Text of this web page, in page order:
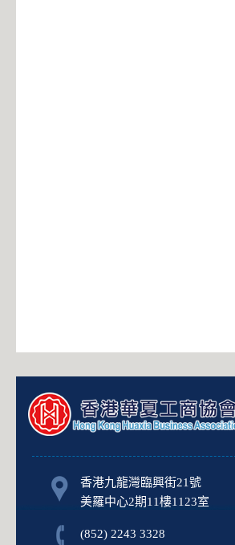
香港九龍灣臨興街21號
美羅中心2期11樓1123室
(852) 2243 3328